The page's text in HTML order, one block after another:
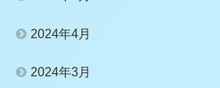
2024年4月
2024年3月